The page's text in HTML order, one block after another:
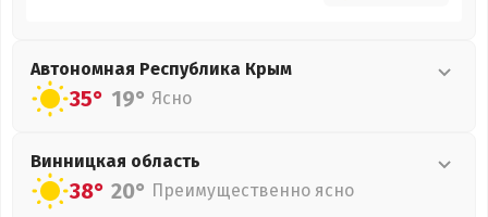
Автономная Республика Крым
35° 19° Ясно
Винницкая область
38° 20° Преимущественно ясно